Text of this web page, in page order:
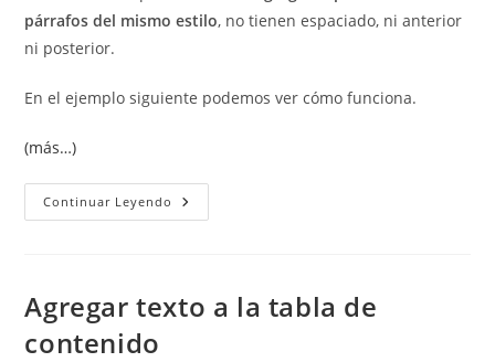
párrafos del mismo estilo, no tienen espaciado, ni anterior
ni posterior.
En el ejemplo siguiente podemos ver cómo funciona.
(más…)
Continuar Leyendo ¿Qué
Significa
Agregar texto a la tabla de
contenido